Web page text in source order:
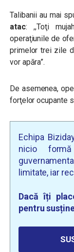
Talibanii au mai
atac: ,,Toţi
operaţiunile de
primelor trei zile
vor apăra”.
De asemenea,
forţelor ocupante
Echipa
nicio
limitate, iar
Dacă îți
pentru